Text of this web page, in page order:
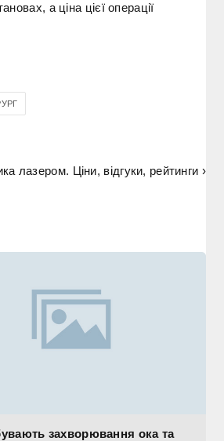
а ціна цієї операції
лазером. Ціни, відгуки, рейтинги ›
захворювання ока та